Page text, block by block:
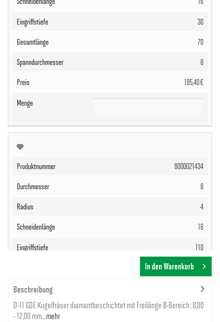
30
70
8
185,40 €
8000021434
8
4
16
110
150
8
223,60 €
In den Warenkorb
Beschreibung
D-11 GDE Kugelfräser diamantbeschichtet mit Freilänge Ø-Bereich: 8,00
- 12,00 mm...mehr